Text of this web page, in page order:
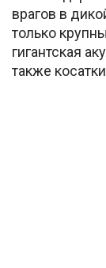
врагов в
только
гигантская
также